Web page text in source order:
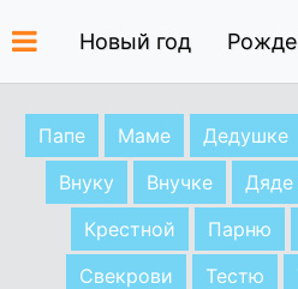
Новый год
Папе Маме Дедушке
Внуку
Внучке Дяде
Крестной
Парню
Свекрови
Тестю